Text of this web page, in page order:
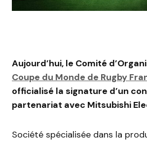
Aujourd’hui, le Comité
Coupe du Monde de Rugby
officialisé la signature d’un
partenariat avec Mitsubishi
Société spécialisée dans la